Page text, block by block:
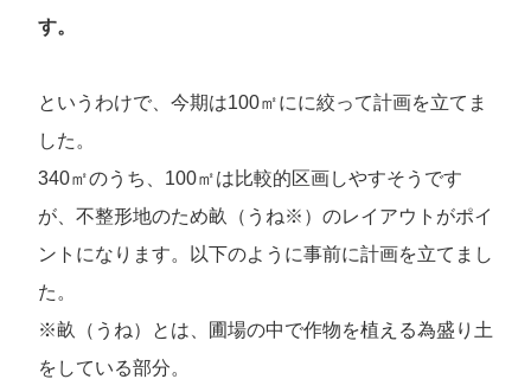
す。
というわけで、今期は100㎡にに絞って計画を立てま
した。
340㎡のうち、100㎡は比較的区画しやすそうです
が、不整形地のため畝（うね※）のレイアウトがポイ
ントになります。以下のように事前に計画を立てまし
た。
※畝（うね）とは、圃場の中で作物を植える為盛り土
をしている部分。